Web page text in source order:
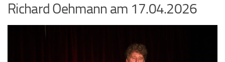
Richard Oehmann am 17.04.2026